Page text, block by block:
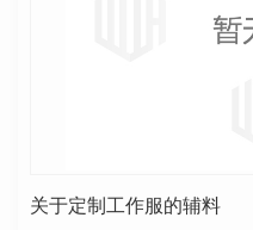
关于定制工作服的辅料